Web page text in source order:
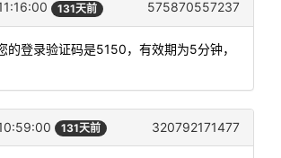
131天前 575870557237
的登录验证码是5150，有效期为5分钟，
131天前 320792171477